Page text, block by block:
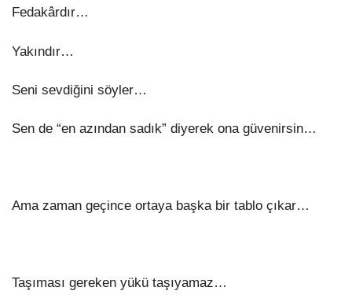
Fedakârdır…
Yakındır…
Seni sevdiğini söyler…
Sen de “en azından sadık” diyerek ona güvenirsin…
Ama zaman geçince ortaya başka bir tablo çıkar…
Taşıması gereken yükü taşıyamaz…